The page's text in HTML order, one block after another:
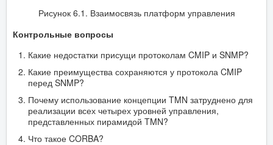
Рисунок 6.1. Взаимосвязь платформ управления
Контрольные вопросы
Какие недостатки присущи протоколам CMIP и SNMP?
Какие преимущества сохраняются у протокола CMIP
перед SNMP?
Почему использование концепции TMN затруднено для
реализации всех четырех уровней управления,
представленных пирамидой TMN?
Что такое CORBA?